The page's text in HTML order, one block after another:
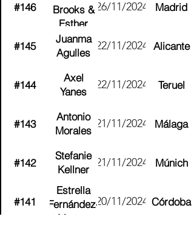
#146
Brooks &
Esther
Munt
Brooks
26/11/2024 Madrid
#145
Juanma
Agulles
22/11/2024 Alicante
#144
Axel
Yanes
22/11/2024 Teruel
#143
Antonio
Morales
21/11/2024 Málaga
#142
Stefanie
Kellner
21/11/2024 Múnich
#141
Estrella
Fernández-
Martos
20/11/2024 Córdoba